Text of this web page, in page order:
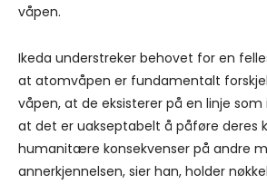
våpen.
Ikeda understreker behovet for en
at atomvåpen er fundamentalt
våpen, at de eksisterer på en linje som
at det er uakseptabelt å påføre deres
humanitære konsekvenser på andre
annerkjennelsen, sier han, holder